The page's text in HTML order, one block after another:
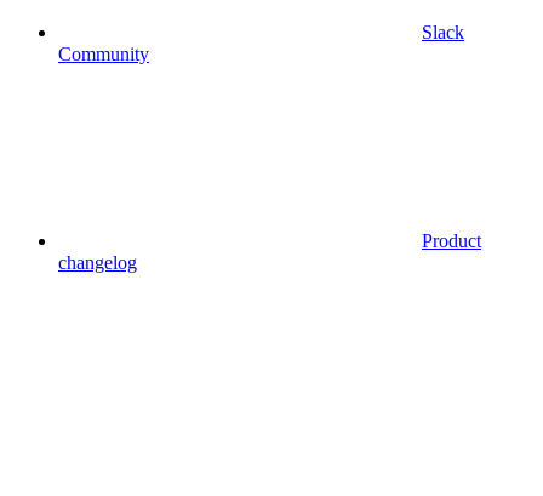
Slack
Community
Product
changelog